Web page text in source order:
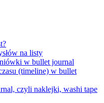
na listy
w bullet journal
(timeline) w bullet
czyli naklejki, washi tape